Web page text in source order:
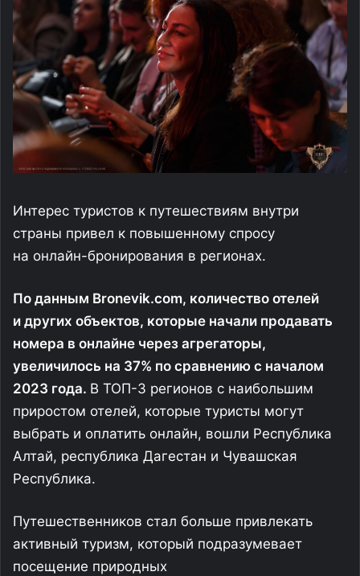
Интерес туристов к путешествиям внутри
страны привел к повышенному спросу
на онлайн-бронирования в регионах.
По данным Bronevik.com, количество отелей
и других объектов, которые начали продавать
номера в онлайне через агрегаторы,
увеличилось на 37% по сравнению с началом
2023 года. В ТОП-3 регионов с наибольшим
приростом отелей, которые туристы могут
выбрать и оплатить онлайн, вошли Республика
Алтай, республика Дагестан и Чувашская
Республика.
Путешественников стал больше привлекать
активный туризм, который подразумевает
посещение природных